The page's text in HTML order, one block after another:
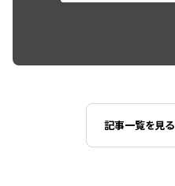
記事一覧を見る